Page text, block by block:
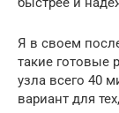
Я в своем
такие готовые
узла всего 40
вариант для